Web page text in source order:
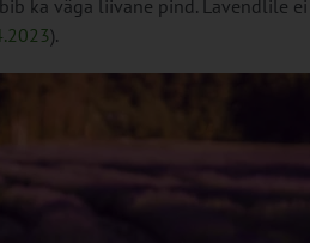
ka väga liivane pind. Lavendlile
).